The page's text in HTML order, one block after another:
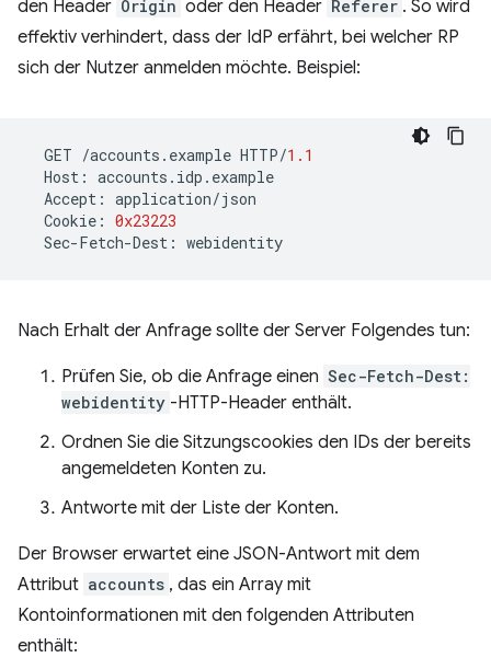
den Header Origin oder den Header Referer . So wird
effektiv verhindert, dass der IdP erfährt, bei welcher RP
sich der Nutzer anmelden möchte. Beispiel:
GET /accounts . example HTTP/1.1
Host : accounts . idp . example
Accept : application/json
Cookie : 0x23223
Sec-Fetch-Dest : webidentity
Nach Erhalt der Anfrage sollte der Server Folgendes tun:
Prüfen Sie, ob die Anfrage einen Sec-Fetch-Dest:
webidentity -HTTP-Header enthält.
Ordnen Sie die Sitzungscookies den IDs der bereits
angemeldeten Konten zu.
Antworte mit der Liste der Konten.
Der Browser erwartet eine JSON-Antwort mit dem
Attribut accounts , das ein Array mit
Kontoinformationen mit den folgenden Attributen
enthält: